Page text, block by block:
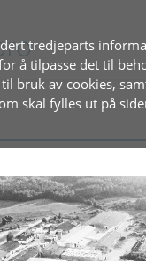
tredjeparts
å tilpasse det til
bruk av cookies,
skal fylles ut på